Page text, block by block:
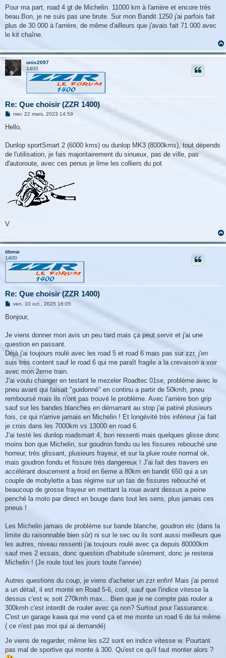
s
a
g
Pour ma part, road 4 gt de Michelin. 11000 km à l'arrière et encore très
beau.Bon, je ne suis pas une brute. Sur mon Bandit 1250 j'ai parfois fait
plus de 30 000 à l'arrière, de même d'ailleurs que j'avais fait 71 000 avec
le kit chaîne.
unix2097
1400
Re: Que choisir (ZZR 1400)
M
s
g
mer. 22 mars, 2023 14:59
Hello,
Dunlop sportSmart 2 (6000 kms) ou dunlop MK3 (8000kms), tout dépends
de l'utilisation, je fais majoritairement du sinueux, pas de ville, pas
d'autoroute, avec ces penus je lime les colliers du pot
V
tibmw
1400
Re: Que choisir (ZZR 1400)
M
s
g
ven. 10 oct., 2025 16:05
Bonjour,
Je viens donner mon avis un peu tard mais ça peut servir et j'ai une
question en passant.
Déjà j'ai toujours roulé avec les road 5 et road 6 mais pas sur zzr, j'en
suis très content sauf le road 6 qui me paraît fragile a la crevaison a voir
avec mon 2eme train.
J'ai voulu changer en testant le mezeler Roadtec 01se, problème avec le
pneu avant qui faisait "guidonné" en continu a partir de 50kmh, pneu
remboursé mais ils n'ont pas trouvé le problème. Avec l'arrière bon grip
sauf sur les bandes blanches en démarrant au stop j'ai patiné plusieurs
fois, ce qui n'arrive jamais en Michelin ! Et longévité très inférieur j'ai fait
je crois dans les 7000km vs 13000 en road 6.
J'ai testé les dunlop roadsmart 4, bon ressenti mais quelques glisse donc
moins bon que Michelin, sur goudron fondu ou les fissures rebouché une
horreur, très glissant, plusieurs frayeur, et sur la pluie route normal ok,
mais goudron fondu et fissure très dangereux ! J'ai fait des travers en
accélérant doucement a froid en 6eme a 80km en bandit 650 qui a un
couple de mobylette a bas régime sur un tas de fissures rebouché et
beaucoup de grosse frayeur en mettant la roue avant dessus a peine
penché la moto par direct en bouge dans tout les sens, plus jamais ces
pneus !
Les Michelin jamais de problème sur bande blanche, goudron etc (dans la
limite du raisonnable bien sûr) ni sur le sec ou ils sont aussi meilleurs que
les autres, niveau ressenti j'ai toujours roulé avec ça depuis 80000km
sauf mes 2 essais, donc question d'habitude sûrement, donc je resterai
Michelin ! (Je roule tout les jours toute l'année)
Autres questions du coup, je viens d'acheter un zzr enfin! Mais j'ai pensé
a un détail, il est monté en Road 5-6, cool, sauf que l'indice vitesse la
dessus c'est w, soit 270kmh max... Bien que je ne compte pas rouler a
300kmh c'est interdit de rouler avec ça non? Surtout pour l'assurance.
C'est un garage kawa qui me vend ça et me monte un road 6 de lui même
( ce n'est pas moi qui ai demandé)
Je viens de regarder, même les s22 sont en indice vitesse w. Pourtant
pas mal de sportive qui monte à 300. Qu'est ce qu'il faut monter alors ?